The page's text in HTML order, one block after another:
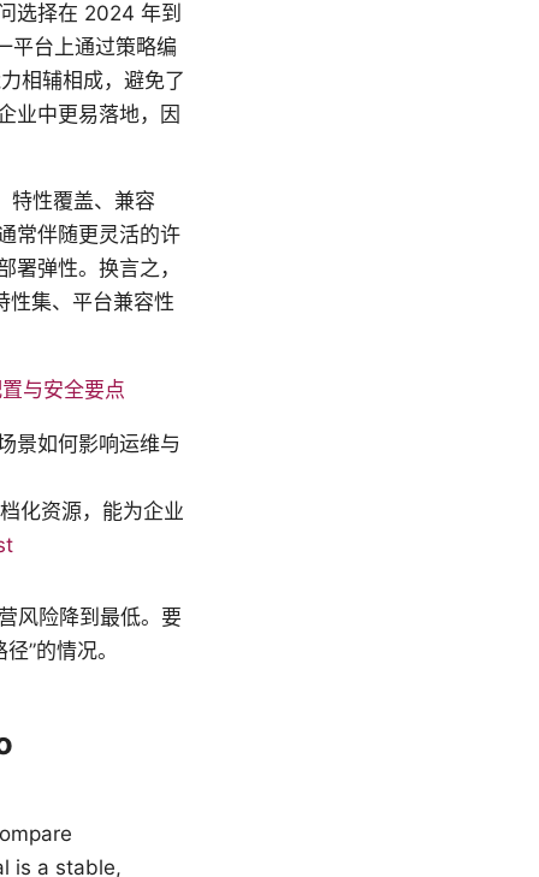
选择在 2024 年到
平台上通过策略编
相辅相成，避免了
业中更易落地，因
性覆盖、兼容
常伴随更灵活的许
弹性。换言之，
性集、平台兼容性
与安全要点
景如何影响运维与
化资源，能为企业
风险降到最低。要
”的情况。
is a stable,